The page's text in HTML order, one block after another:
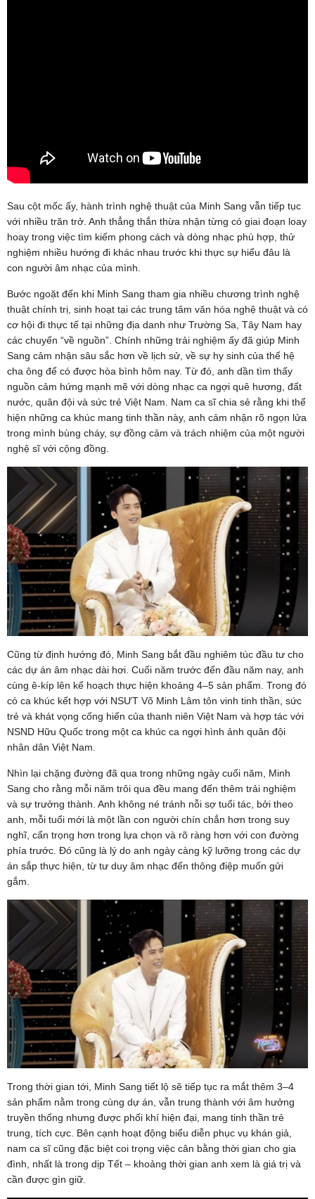
Sau cột mốc ấy, hành trình nghệ thuật của Minh Sang vẫn tiếp tục
với nhiều trăn trở. Anh thẳng thắn thừa nhận từng có giai đoạn loay
hoay trong việc tìm kiếm phong cách và dòng nhạc phù hợp, thử
nghiệm nhiều hướng đi khác nhau trước khi thực sự hiểu đâu là
con người âm nhạc của mình.
Bước ngoặt đến khi Minh Sang tham gia nhiều chương trình nghệ
thuật chính trị, sinh hoạt tại các trung tâm văn hóa nghệ thuật và có
cơ hội đi thực tế tại những địa danh như Trường Sa, Tây Nam hay
các chuyến “về nguồn”. Chính những trải nghiệm ấy đã giúp Minh
Sang cảm nhận sâu sắc hơn về lịch sử, về sự hy sinh của thế hệ
cha ông để có được hòa bình hôm nay. Từ đó, anh dần tìm thấy
nguồn cảm hứng mạnh mẽ với dòng nhạc ca ngợi quê hương, đất
nước, quân đội và sức trẻ Việt Nam. Nam ca sĩ chia sẻ rằng khi thể
hiện những ca khúc mang tinh thần này, anh cảm nhận rõ ngọn lửa
trong mình bùng cháy, sự đồng cảm và trách nhiệm của một người
nghệ sĩ với cộng đồng.
Cũng từ định hướng đó, Minh Sang bắt đầu nghiêm túc đầu tư cho
các dự án âm nhạc dài hơi. Cuối năm trước đến đầu năm nay, anh
cùng ê-kíp lên kế hoạch thực hiện khoảng 4–5 sản phẩm. Trong đó
có ca khúc kết hợp với NSƯT Võ Minh Lâm tôn vinh tinh thần, sức
trẻ và khát vọng cống hiến của thanh niên Việt Nam và hợp tác với
NSND Hữu Quốc trong một ca khúc ca ngợi hình ảnh quân đội
nhân dân Việt Nam.
Nhìn lại chặng đường đã qua trong những ngày cuối năm, Minh
Sang cho rằng mỗi năm trôi qua đều mang đến thêm trải nghiệm
và sự trưởng thành. Anh không né tránh nỗi sợ tuổi tác, bởi theo
anh, mỗi tuổi mới là một lần con người chín chắn hơn trong suy
nghĩ, cẩn trọng hơn trong lựa chọn và rõ ràng hơn với con đường
phía trước. Đó cũng là lý do anh ngày càng kỹ lưỡng trong các dự
án sắp thực hiện, từ tư duy âm nhạc đến thông điệp muốn gửi
gắm.
Trong thời gian tới, Minh Sang tiết lộ sẽ tiếp tục ra mắt thêm 3–4
sản phẩm nằm trong cùng dự án, vẫn trung thành với âm hưởng
truyền thống nhưng được phối khí hiện đại, mang tinh thần trẻ
trung, tích cực. Bên cạnh hoạt động biểu diễn phục vụ khán giả,
nam ca sĩ cũng đặc biệt coi trọng việc cân bằng thời gian cho gia
đình, nhất là trong dịp Tết – khoảng thời gian anh xem là giá trị và
cần được gìn giữ.